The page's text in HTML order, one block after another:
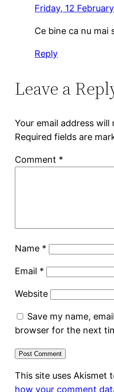
Friday, 12
Ce bine ca nu mai
Reply
Leave a
Your email address will
Required fields are
Comment *
Name *
Email *
Website
Save my name,
browser for the next
This site uses Akismet
how your comment